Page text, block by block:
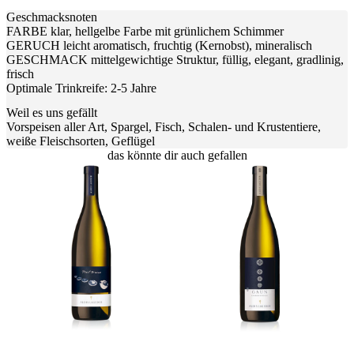
Geschmacksnoten
FARBE klar, hellgelbe Farbe mit grünlichem Schimmer
GERUCH leicht aromatisch, fruchtig (Kernobst), mineralisch
GESCHMACK mittelgewichtige Struktur, füllig, elegant, gradlinig,
frisch
Optimale Trinkreife: 2-5 Jahre
Weil es uns gefällt
Vorspeisen aller Art, Spargel, Fisch, Schalen- und Krustentiere,
weiße Fleischsorten, Geflügel
das könnte dir auch gefallen